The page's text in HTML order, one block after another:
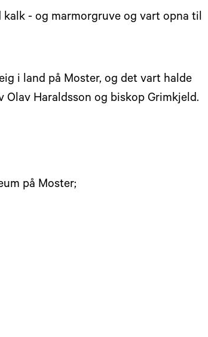
- og marmorgruve og vart opna til
i land på Moster, og det vart halde
Haraldsson og biskop Grimkjeld.
på Moster;